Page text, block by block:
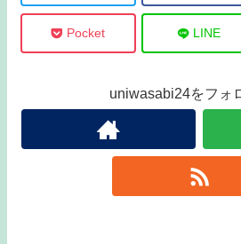
Pocket LINE
uniwasabi24をフォ